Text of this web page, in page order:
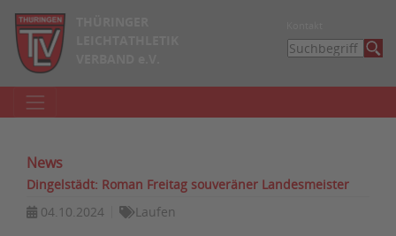
News
Dingelstädt: Roman Freitag souveräner Landesmeister
04.10.2024
Laufen